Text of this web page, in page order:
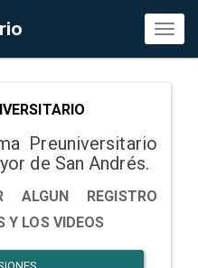
Preuniversitario
de San Andrés.
ALGUN REGISTRO
Y LOS VIDEOS